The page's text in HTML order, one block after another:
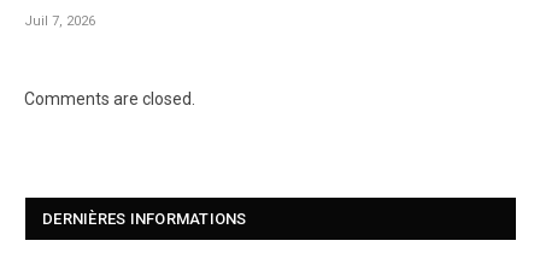
Juil 7, 2026
Comments are closed.
DERNIÈRES INFORMATIONS